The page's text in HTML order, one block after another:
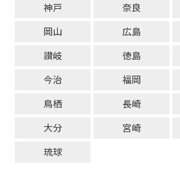
神戸
奈良
岡山
広島
讃岐
徳島
今治
福岡
鳥栖
長崎
大分
宮崎
琉球